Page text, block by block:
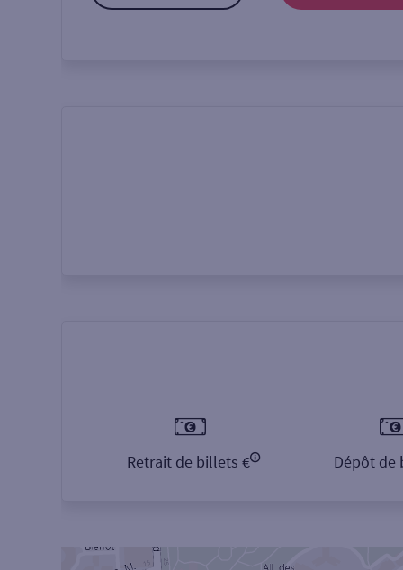
Retrait de billets € Dépôt de